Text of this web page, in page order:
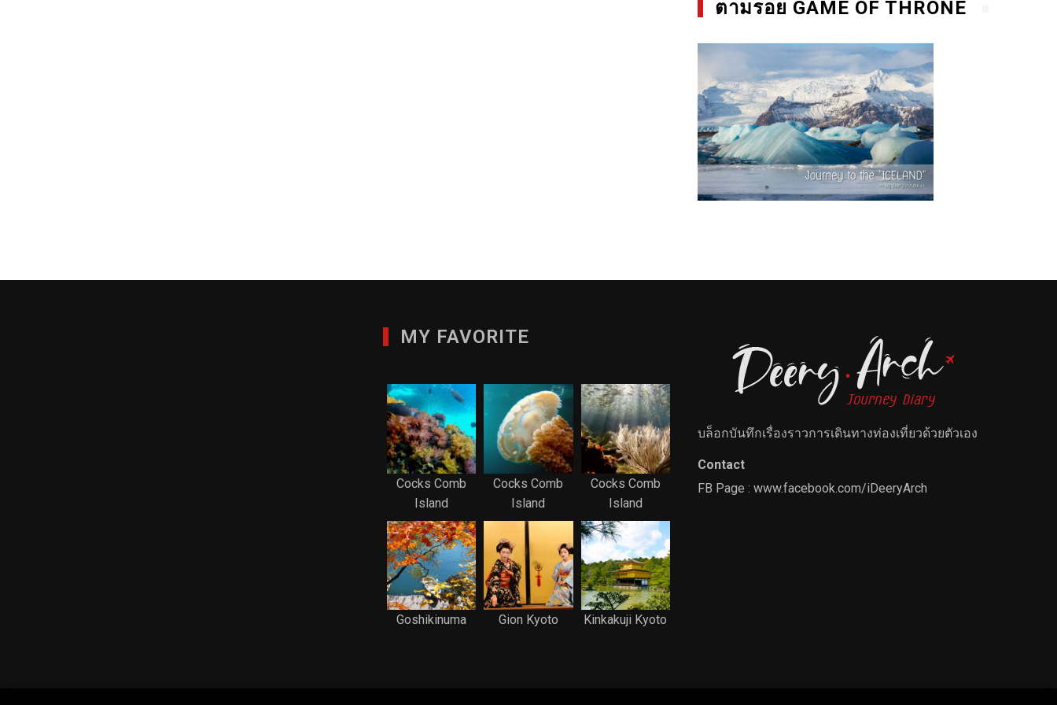
ตามรอย GAME OF THRONE
MY FAVORITE
Cocks Comb
Island
Cocks Comb
Island
Cocks Comb
Island
Goshikinuma Gion Kyoto Kinkakuji Kyoto
บล็อกบันทึกเรื่องราวการเดินทางท่องเที่ยวด้วยตัวเอง
Contact
FB Page : www.facebook.com/iDeeryArch